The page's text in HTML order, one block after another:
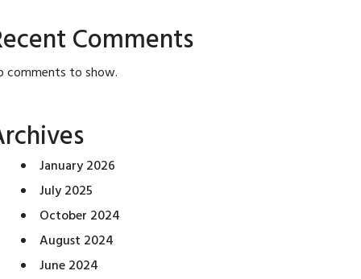
Comments
comments to show.
January 2026
July 2025
October 2024
August 2024
June 2024